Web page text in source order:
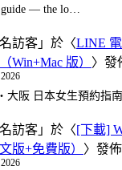
guide — the lo…
訪客 」於〈LINE
Win+Mac 版） 〉發
大阪 日本女生預約指
訪客 」於〈[下載]
版+免費版） 〉發